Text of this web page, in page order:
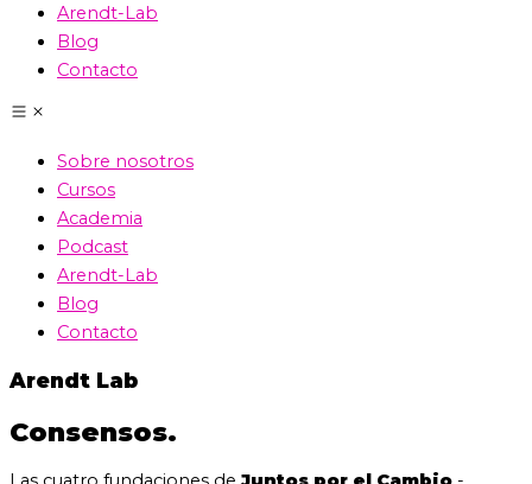
Arendt-Lab
Blog
Contacto
Sobre nosotros
Cursos
Academia
Podcast
Arendt-Lab
Blog
Contacto
Arendt Lab
Consensos.